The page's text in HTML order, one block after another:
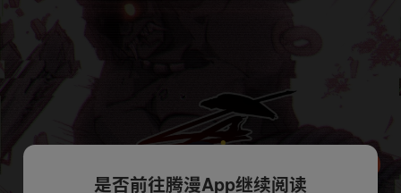
是否前往腾漫App继续阅读